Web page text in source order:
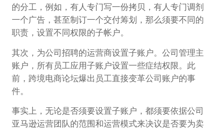
的分工，例如，有人专门写一份拷贝，有人专门调剂
一个广告，甚至制订一个交付筹划，那么须要不同的
职责，设置不同权限的子帐户。
其次，为公司招聘的运营商设置子账户。公司管理主
账户，所有员工应用子账户设置一些症结权限。此
前，跨境电商论坛爆出员工直接变革公司账户的事
件。
事实上，无论是否须要设置子账户，都须要依据公司
亚马逊运营团队的范围和运营模式来决议是否要为卖